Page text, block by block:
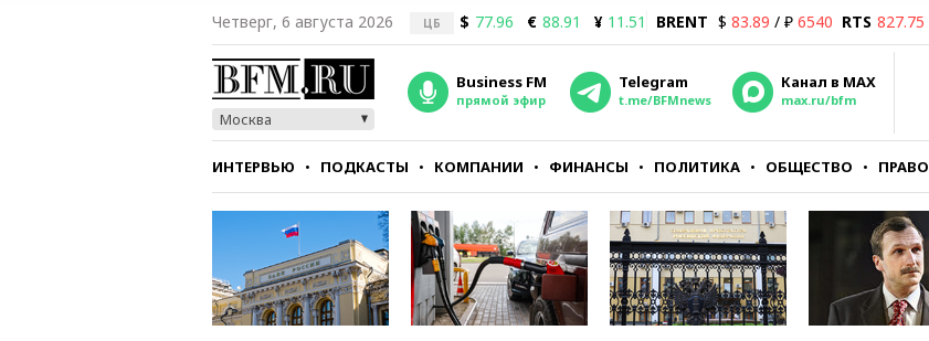
Четверг, 6 августа 2026 ЦБ $ 77.96 € 88.91 ¥ 11.51 BRENT $ 83.89 / ₽ 6540 RTS 827.75
Москва
Business FM
прямой эфир
Telegram
t.me/BFMnews
Канал в MAX
max.ru/bfm
ИНТЕРВЬЮ ПОДКАСТЫ КОМПАНИИ ФИНАНСЫ ПОЛИТИКА ОБЩЕСТВО ПРАВО
СТИЛЬ ТЕСТЫ